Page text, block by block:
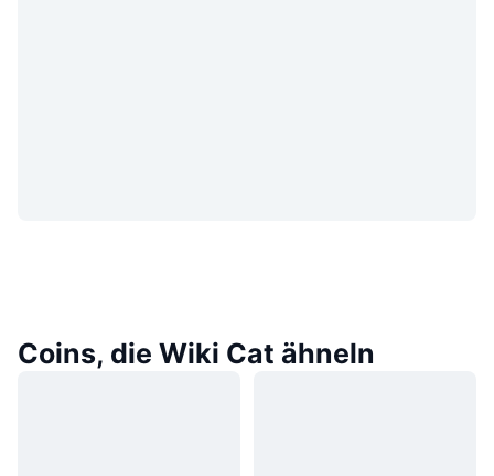
Coins, die Wiki Cat ähneln